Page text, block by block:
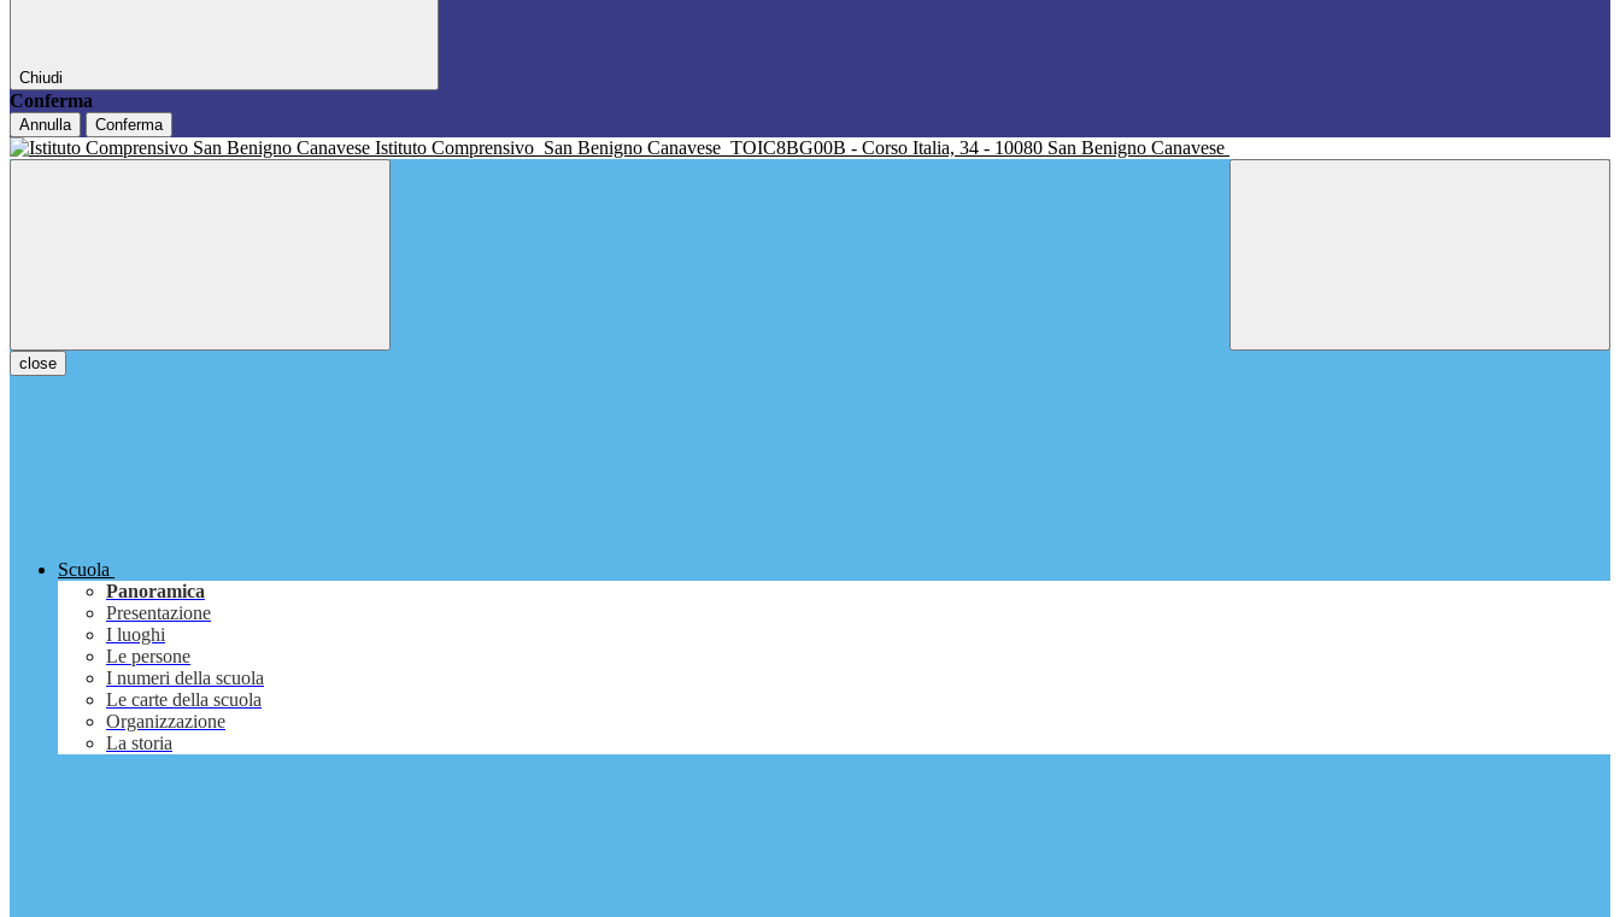
Chiudi
Conferma
Annulla Conferma
Istituto Comprensivo San Benigno Canavese TOIC8BG00B - Corso Italia, 34 - 10080 San Benigno Canavese
close
Scuola
Panoramica
Presentazione
I luoghi
Le persone
I numeri della scuola
Le carte della scuola
Organizzazione
La storia